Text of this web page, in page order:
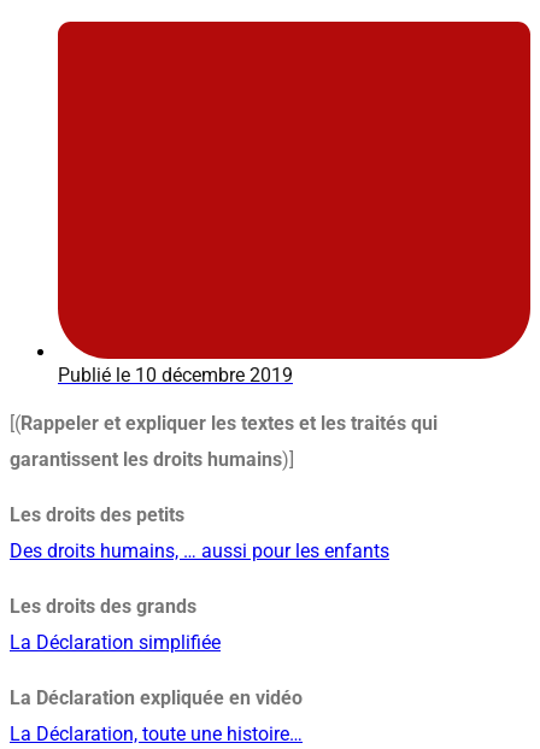
Publié le 10 décembre 2019
[(Rappeler et expliquer les textes et les traités qui
garantissent les droits humains)]
Les droits des petits
Des droits humains, … aussi pour les enfants
Les droits des grands
La Déclaration simplifiée
La Déclaration expliquée en vidéo
La Déclaration, toute une histoire…